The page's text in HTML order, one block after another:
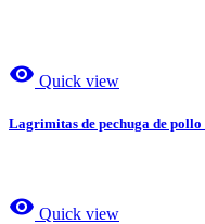
visibility Quick view
Lagrimitas de pechuga de pollo
visibility Quick view